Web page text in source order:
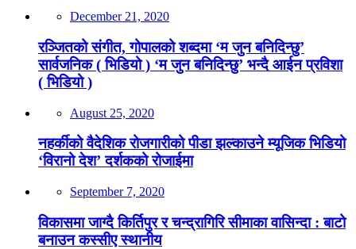
December 21, 2020
रञ्जितको संगीत, गोपालको शब्दमा ‘म जुन बनिदिन्छु’
सार्वजनिक ( भिडियो ) ‘म जुन बनिदिन्छु’ भन्दै आईन प्रविशा
( भिडियो )
August 25, 2020
नहर्कीको वैदेशिक रोजगारीको पीडा झल्काउने म्यूजिक भिडियो
‘विरानो देश’ दर्शकको रोजाईमा
September 7, 2020
विकासमा जाग्दै किर्तिपुर र चन्द्रागिरि सीमाका वासिन्दा : बाटो
बनाउन कस्सीए स्थानीय